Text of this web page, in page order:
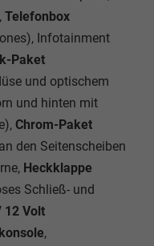
Telefonbox
Infotainment
Paket
und optischem
und hinten mit
Chrom-Paket
den Seitenscheiben
Heckklappe
Schließ- und
12 Volt
,